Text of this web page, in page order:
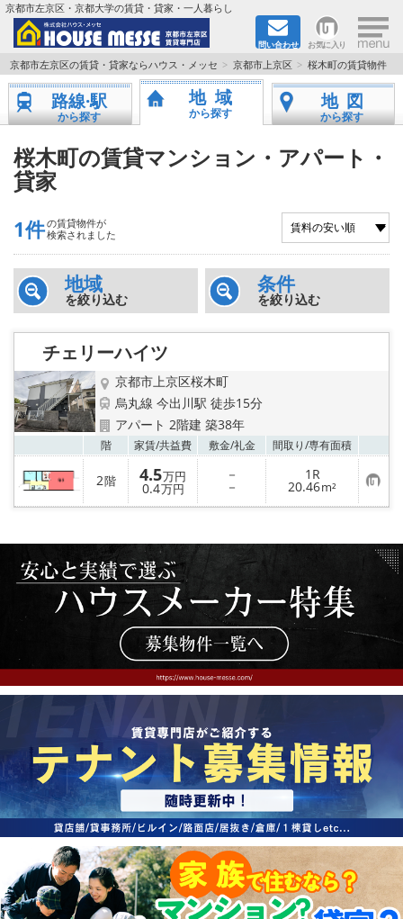
京都市左京区・京都大学の賃貸・貸家・一人暮らし
問い合わせ お気に入り ×
TOPページ
地図から検索
地域から検索
京都大学＆京都芸術大学生さんに
書類DL & 入居者さまへ
家族で住むならマンション？賃家？
ペット相談OKの賃貸！
特選物件
ハウスメーカー施工特集！
路線·駅から探す
スタッフ紹介
賃貸管理の北白川店
店舗情報·アクセス
メールでお問い合わせ
京都市左京区の賃貸・貸家ならハウス・メッセ 京都市上京区 桜木町の賃貸物件
路線·駅
から探す
地域
から探す
地図
から探す
桜木町の賃貸マンション・アパート・
貸家
1件の賃貸物件が
検索されました
地域
を絞り込む
条件
を絞り込む
チェリーハイツ
京都市上京区桜木町
烏丸線 今出川駅 徒歩15分
アパート 2階建 築38年
階 家賃/共益費 敷金/礼金 間取り/専有面積
2階 4.5万円
0.4万円
－
－
1R
20.46m² お
気
に
登